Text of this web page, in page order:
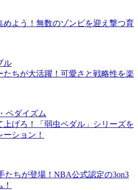
めよう！無数のゾンビを迎え撃つ育
ル
ちが大活躍！可愛さと戦略性を楽
ペダイズム
げろ！「弱虫ペダル」シリーズを
ション！
たちが登場！NBA公式認定の3on3